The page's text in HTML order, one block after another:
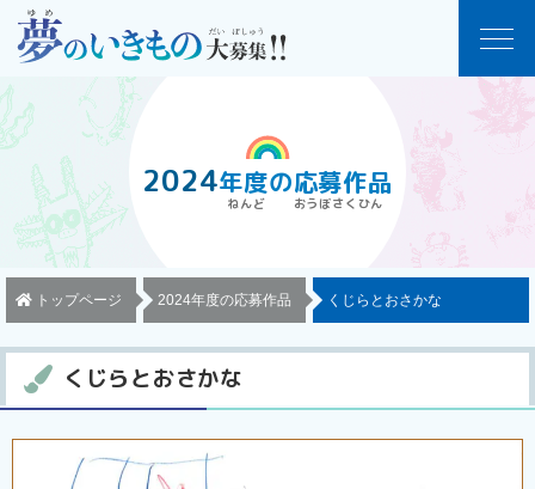
2024年度の応募作品
トップページ 2024年度の応募作品 くじらとおさかな
くじらとおさかな